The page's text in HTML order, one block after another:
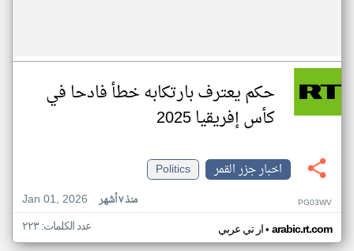
حكم يعترف بارتكابه خطأ فادحا في
كأس إفريقيا 2025
اخبار جزر القمر
Politics
Jan 01, 2026
منذ ٧ أشهر PG03WV
ار تي عربي• arabic.rt.com عدد الكلمات: ٢٢٣